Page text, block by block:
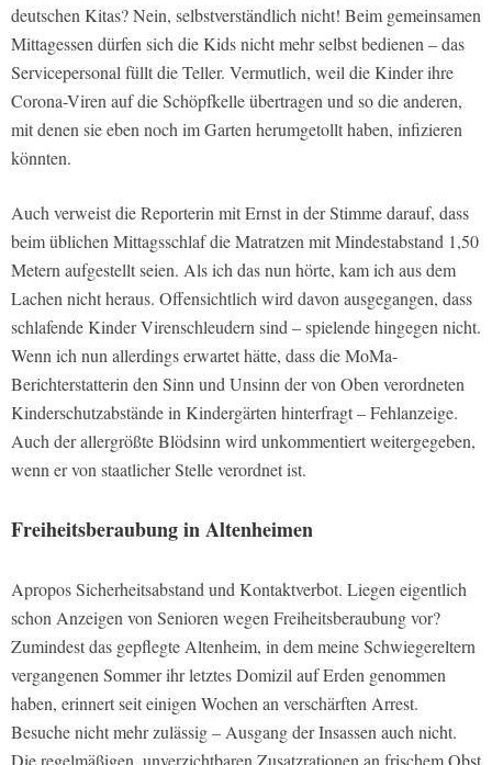
deutschen Kitas? Nein, selbstverständlich nicht! Beim gemeinsamen
Mittagessen dürfen sich die Kids nicht mehr selbst bedienen – das
Servicepersonal füllt die Teller. Vermutlich, weil die Kinder ihre
Corona-Viren auf die Schöpfkelle übertragen und so die anderen,
mit denen sie eben noch im Garten herumgetollt haben, infizieren
könnten.
Auch verweist die Reporterin mit Ernst in der Stimme darauf, dass
beim üblichen Mittagsschlaf die Matratzen mit Mindestabstand 1,50
Metern aufgestellt seien. Als ich das nun hörte, kam ich aus dem
Lachen nicht heraus. Offensichtlich wird davon ausgegangen, dass
schlafende Kinder Virenschleudern sind – spielende hingegen nicht.
Wenn ich nun allerdings erwartet hätte, dass die MoMa-
Berichterstatterin den Sinn und Unsinn der von Oben verordneten
Kinderschutzabstände in Kindergärten hinterfragt – Fehlanzeige.
Auch der allergrößte Blödsinn wird unkommentiert weitergegeben,
wenn er von staatlicher Stelle verordnet ist.
Freiheitsberaubung in Altenheimen
Apropos Sicherheitsabstand und Kontaktverbot. Liegen eigentlich
schon Anzeigen von Senioren wegen Freiheitsberaubung vor?
Zumindest das gepflegte Altenheim, in dem meine Schwiegereltern
vergangenen Sommer ihr letztes Domizil auf Erden genommen
haben, erinnert seit einigen Wochen an verschärften Arrest.
Besuche nicht mehr zulässig – Ausgang der Insassen auch nicht.
Die regelmäßigen, unverzichtbaren Zusatzrationen an frischem Obst